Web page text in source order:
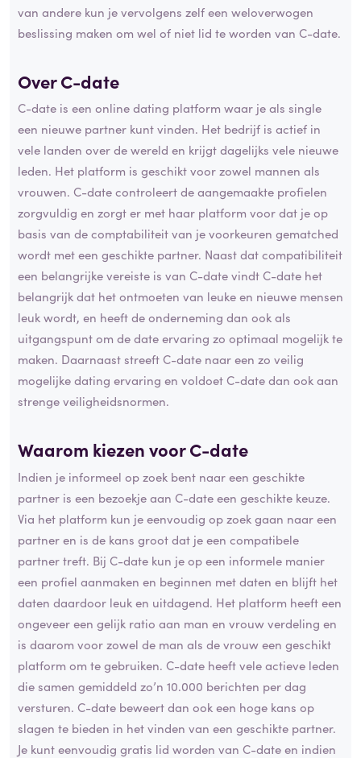
van andere kun je vervolgens zelf een weloverwogen
beslissing maken om wel of niet lid te worden van C-date.
Over C-date
C-date is een online dating platform waar je als single
een nieuwe partner kunt vinden. Het bedrijf is actief in
vele landen over de wereld en krijgt dagelijks vele nieuwe
leden. Het platform is geschikt voor zowel mannen als
vrouwen. C-date controleert de aangemaakte profielen
zorgvuldig en zorgt er met haar platform voor dat je op
basis van de comptabiliteit van je voorkeuren gematched
wordt met een geschikte partner. Naast dat compatibiliteit
een belangrijke vereiste is van C-date vindt C-date het
belangrijk dat het ontmoeten van leuke en nieuwe mensen
leuk wordt, en heeft de onderneming dan ook als
uitgangspunt om de date ervaring zo optimaal mogelijk te
maken. Daarnaast streeft C-date naar een zo veilig
mogelijke dating ervaring en voldoet C-date dan ook aan
strenge veiligheidsnormen.
Waarom kiezen voor C-date
Indien je informeel op zoek bent naar een geschikte
partner is een bezoekje aan C-date een geschikte keuze.
Via het platform kun je eenvoudig op zoek gaan naar een
partner en is de kans groot dat je een compatibele
partner treft. Bij C-date kun je op een informele manier
een profiel aanmaken en beginnen met daten en blijft het
daten daardoor leuk en uitdagend. Het platform heeft een
ongeveer een gelijk ratio aan man en vrouw verdeling en
is daarom voor zowel de man als de vrouw een geschikt
platform om te gebruiken. C-date heeft vele actieve leden
die samen gemiddeld zo’n 10.000 berichten per dag
versturen. C-date beweert dan ook een hoge kans op
slagen te bieden in het vinden van een geschikte partner.
Je kunt eenvoudig gratis lid worden van C-date en indien